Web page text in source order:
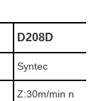
D208D
Syntec
Z:30m/min n